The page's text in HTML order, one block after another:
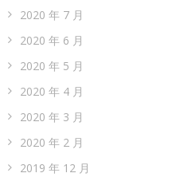
2020 年 7 月
2020 年 6 月
2020 年 5 月
2020 年 4 月
2020 年 3 月
2020 年 2 月
2019 年 12 月